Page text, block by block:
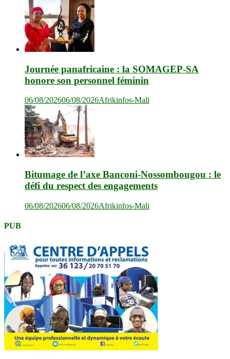
Journée panafricaine : la SOMAGEP-SA
honore son personnel féminin
06/08/202606/08/2026Afrikinfos-Mali
Bitumage de l’axe Banconi-Nossombougou : le
défi du respect des engagements
06/08/202606/08/2026Afrikinfos-Mali
PUB